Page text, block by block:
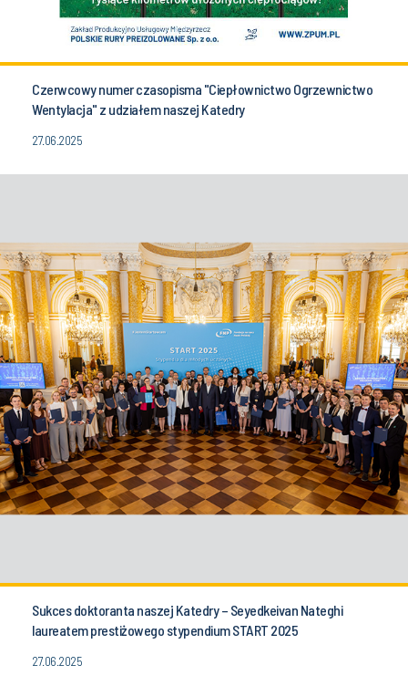
Czerwcowy numer czasopisma "Ciepłownictwo Ogrzewnictwo
Wentylacja" z udziałem naszej Katedry
27.06.2025
Sukces doktoranta naszej Katedry – Seyedkeivan Nateghi
laureatem prestiżowego stypendium START 2025
27.06.2025